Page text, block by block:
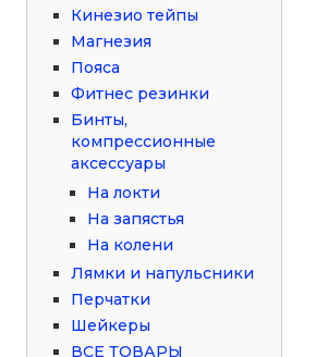
Кинезио тейпы
Магнезия
Пояса
Фитнес резинки
Бинты,
компрессионные
аксессуары
На локти
На запястья
На колени
Лямки и напульсники
Перчатки
Шейкеры
ВСЕ ТОВАРЫ